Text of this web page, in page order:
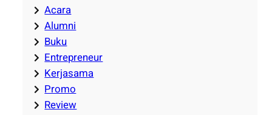
Acara
Alumni
Buku
Entrepreneur
Kerjasama
Promo
Review